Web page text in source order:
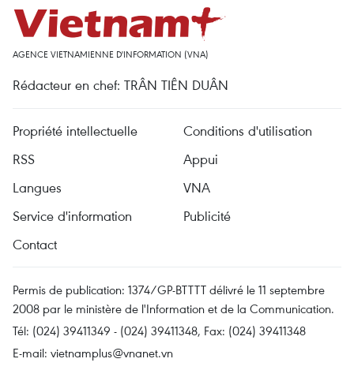
AGENCE VIETNAMIENNE D'INFORMATION (VNA)
Rédacteur en chef: TRÂN TIÊN DUÂN
Propriété intellectuelle
Conditions d'utilisation
RSS
Appui
Langues
VNA
Service d'information
Publicité
Contact
Permis de publication: 1374/GP-BTTTT délivré le 11 septembre
2008 par le ministère de l'Information et de la Communication.
Tél: (024) 39411349 - (024) 39411348, Fax: (024) 39411348
E-mail: vietnamplus@vnanet.vn